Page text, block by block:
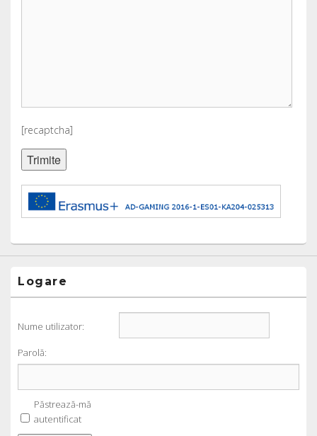
[recaptcha]
Logare
Nume utilizator:
Parolă:
Păstrează-mă
autentificat